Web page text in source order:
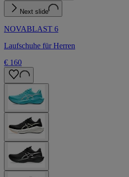
Next slide
NOVABLAST 6
Laufschuhe für Herren
€ 160